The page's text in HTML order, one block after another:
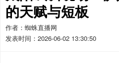
的天赋与短板
作者：蜘蛛直播网
发表时间：2026-06-02 13:30:50